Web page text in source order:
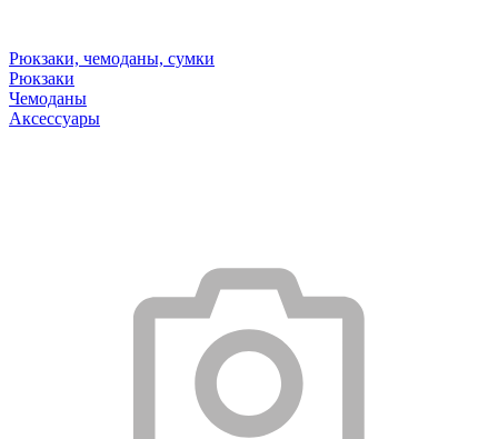
Рюкзаки, чемоданы, сумки
Рюкзаки
Чемоданы
Аксессуары